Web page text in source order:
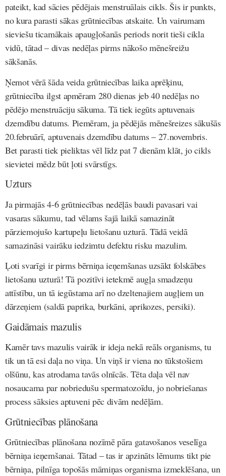
pateikt, kad sācies pēdējais menstruālais cikls. Šis ir punkts,
no kura parasti sākas grūtniecības atskaite. Un vairumam
sieviešu ticamākais apaugļošanās periods norit tieši cikla
vidū, tātad – divas nedēļas pirms nākošo mēnešreižu
sākšanās.
Ņemot vērā šāda veida grūtniecības laika aprēķinu,
grūtniecība ilgst apmēram 280 dienas jeb 40 nedēļas no
pēdējo menstruāciju sākuma. Tā tiek iegūts aptuvenais
dzemdību datums. Piemēram, ja pēdējās mēnešreizes sākušās
20.februārī, aptuvenais dzemdību datums – 27.novembris.
Bet parasti tiek pieliktas vēl līdz pat 7 dienām klāt, jo cikls
sievietei mēdz būt ļoti svārstīgs.
Uzturs
Ja pirmajās 4-6 grūtniecības nedēļās baudi pavasari vai
vasaras sākumu, tad vēlams šajā laikā samazināt
pārziemojušo kartupeļu lietošanu uzturā. Tādā veidā
samazināsi vairāku iedzimtu defektu risku mazulim.
Ļoti svarīgi ir pirms bērniņa ieņemšanas uzsākt folskābes
lietošanu uzturā! Tā pozitīvi ietekmē augļa smadzeņu
attīstību, un tā iegūstama arī no dzeltenajiem augļiem un
dārzeņiem (saldā paprika, burkāni, aprikozes, persiki).
Gaidāmais mazulis
Kamēr tavs mazulis vairāk ir ideja nekā reāls organisms, tu
tik un tā esi daļa no viņa. Un viņš ir viena no tūkstošiem
olšūnu, kas atrodama tavās olnīcās. Tēta daļa vēl nav
nosaucama par nobriedušu spermatozoīdu, jo nobriešanas
process sāksies aptuveni pēc divām nedēļām.
Grūtniecības plānošana
Grūtniecības plānošana nozīmē pāra gatavošanos veselīga
bērniņa ieņemšanai. Tātad – tas ir apzināts lēmums tikt pie
bērniņa, pilnīga topošās māmiņas organisma izmeklēšana, un